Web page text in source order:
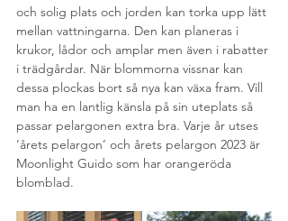
och solig plats och jorden kan torka upp lätt
mellan vattningarna. Den kan planeras i
krukor, lådor och amplar men även i rabatter
i trädgårdar. När blommorna vissnar kan
dessa plockas bort så nya kan växa fram. Vill
man ha en lantlig känsla på sin uteplats så
passar pelargonen extra bra. Varje år utses
’årets pelargon’ och årets pelargon 2023 är
Moonlight Guido som har orangeröda
blomblad.